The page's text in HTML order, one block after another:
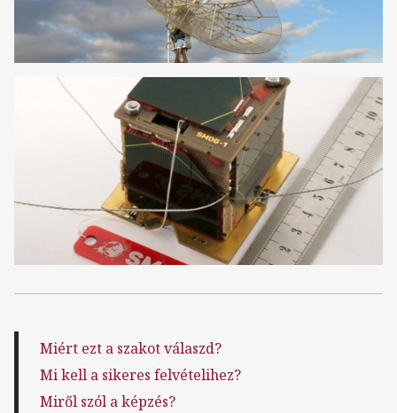
Miért ezt a szakot válaszd?
Mi kell a sikeres felvételihez?
Miről szól a képzés?